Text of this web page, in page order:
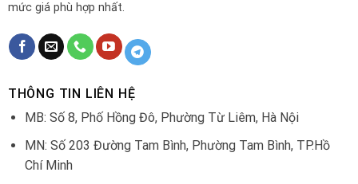
mức giá phù hợp nhất.
THÔNG TIN LIÊN HỆ
MB: Số 8, Phố Hồng Đô, Phường Từ Liêm, Hà Nội
MN: Số 203 Đường Tam Bình, Phường Tam Bình, TP.Hồ
Chí Minh